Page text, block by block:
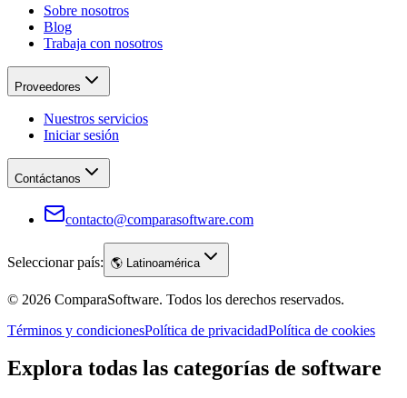
Sobre nosotros
Blog
Trabaja con nosotros
Proveedores
Nuestros servicios
Iniciar sesión
Contáctanos
contacto@comparasoftware.com
Seleccionar país: 🌎 Latinoamérica
© 2026 ComparaSoftware. Todos los derechos reservados.
Términos y condicionesPolítica de privacidadPolítica de cookies
Explora todas las categorías de software